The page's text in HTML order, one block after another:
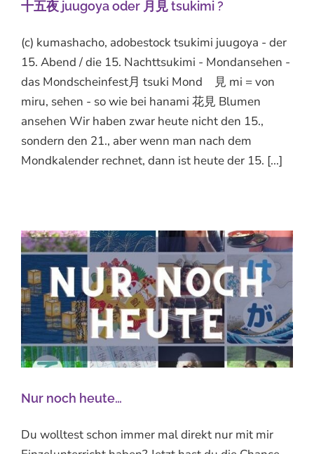
十五夜 juugoya oder 月見 tsukimi ?
(c) kumashacho, adobestock tsukimi juugoya - der
15. Abend / die 15. Nachttsukimi - Mondansehen -
das Mondscheinfest月 tsuki Mond 見 mi = von
miru, sehen - so wie bei hanami 花見 Blumen
ansehen Wir haben zwar heute nicht den 15.,
sondern den 21., aber wenn man nach dem
Mondkalender rechnet, dann ist heute der 15. [...]
Nur noch heute…
Du wolltest schon immer mal direkt nur mit mir